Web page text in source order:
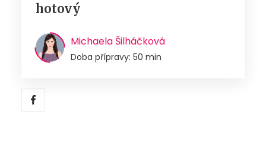
hotový
Michaela Šilháčková
Doba přípravy: 50 min